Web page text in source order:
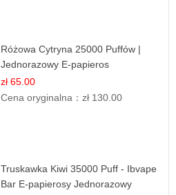
Różowa Cytryna 25000 Puffów |
Jednorazowy E-papieros
zł 65.00
Cena oryginalna：zł 130.00
Truskawka Kiwi 35000 Puff - Ibvape
Bar E-papierosy Jednorazowy